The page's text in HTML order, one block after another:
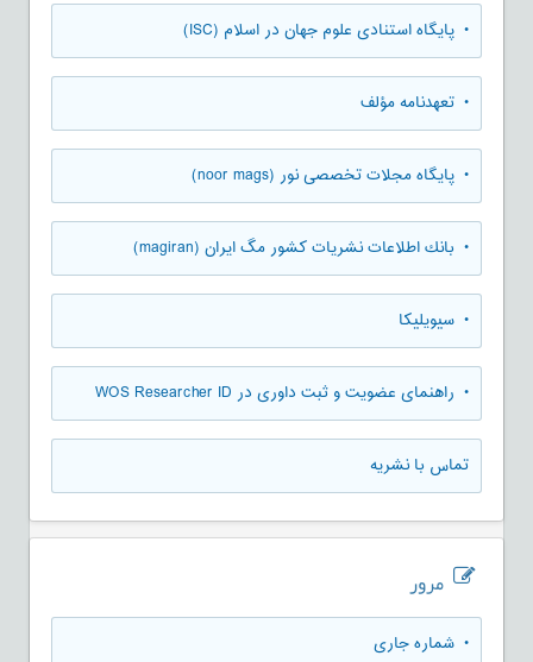
• پایگاه استنادی علوم جهان در اسلام (ISC)
• تعهدنامه مؤلف
• پایگاه مجلات تخصصی نور (noor mags)
• بانك اطلاعات نشريات كشور مگ ايران (magiran)
• سیویلیکا
• راهنمای عضویت و ثبت داوری در WOS Researcher ID
تماس با نشریه
مرور
• شماره جاری